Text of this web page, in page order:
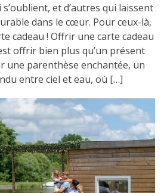
s’oublient, et d’autres qui laissent
dans le cœur. Pour ceux-là,
cadeau ! Offrir une carte cadeau
offrir bien plus qu’un présent
une parenthèse enchantée, un
entre ciel et eau, où […]